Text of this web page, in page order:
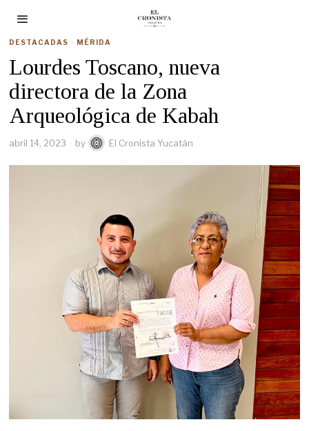
DESTACADAS · MÉRIDA
Lourdes Toscano, nueva
directora de la Zona
Arqueológica de Kabah
abril 14, 2023 by El Cronista Yucatán